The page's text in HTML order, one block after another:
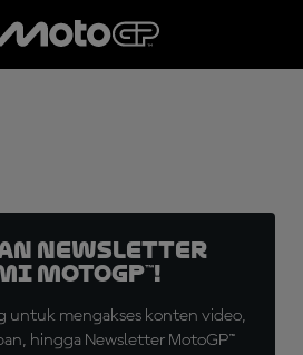
Newsletter
MotoGP™!
untuk mengakses konten video,
hingga Newsletter MotoGP™